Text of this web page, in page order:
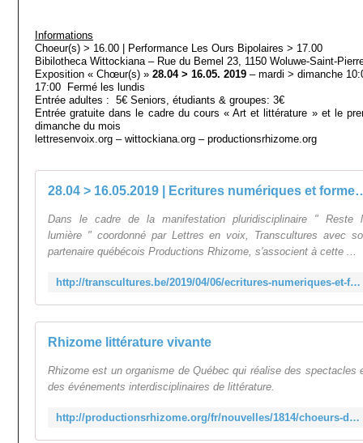
Informations
Choeur(s) > 16.00 | Performance Les Ours Bipolaires > 17.00
Bibilotheca Wittockiana – Rue du Bemel 23, 1150 Woluwe-Saint-
Exposition « Chœur(s) » 28.04 > 16.05. 2019 – mardi > dimanche
17:00 Fermé les lundis
Entrée adultes : 5€ Seniors, étudiants & groupes: 3€
Entrée gratuite dans le cadre du cours « Art et littérature » et le
dimanche du mois
lettresenvoix.org – wittockiana.org – productionsrhizome.org
28.04 > 16.05.2019 | Ecritures numériques et
Dans le cadre de la manifestation pluridisciplinaire " Reste
lumière " coordonné par Lettres en voix, Transcultures avec
partenaire québécois Productions Rhizome, s'associent à cette ...
http://transcultures.be/2019/04/06/ecritures-numeriques-et-formes-intermediatiques-bibilotheca-wittockiana-bruxelles/
Rhizome littérature vivante
Rhizome est un organisme de Québec qui réalise des spectacles
des événements interdisciplinaires de littérature.
http://productionsrhizome.org/fr/nouvelles/1814/choeurs-de-retour-en-belgique